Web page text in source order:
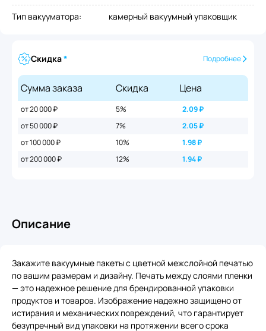
Тип вакууматора: камерный вакуумный упаковщик
Скидка* Подробнее
Сумма заказа Скидка Цена
от 20 000 ₽ 5% 2.09₽
от 50 000 ₽
7% 2.05₽
от 100 000 ₽
10% 1.98₽
от 200 000 ₽
12% 1.94₽
Описание
Закажите вакуумные пакеты с цветной межслойной печатью
по вашим размерам и дизайну. Печать между слоями пленки
— это надежное решение для брендированной упаковки
продуктов и товаров. Изображение надежно защищено от
истирания и механических повреждений, что гарантирует
безупречный вид упаковки на протяжении всего срока